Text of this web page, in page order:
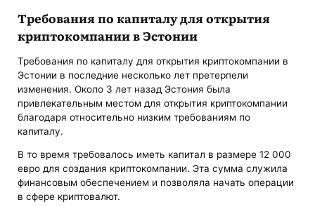
Требования по капиталу для открытия
криптокомпании в Эстонии
Требования по капиталу для открытия криптокомпании в
Эстонии в последние несколько лет претерпели
изменения. Около 3 лет назад Эстония была
привлекательным местом для открытия криптокомпании
благодаря относительно низким требованиям по
капиталу.
В то время требовалось иметь капитал в размере 12 000
евро для создания криптокомпании. Эта сумма служила
финансовым обеспечением и позволяла начать операции
в сфере криптовалют.